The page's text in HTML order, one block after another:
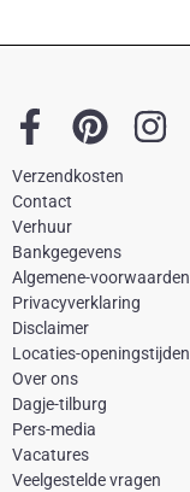
F
a
c
e
b
o
o
k
-
f
P
i
e
r
e
t
I
a
r
Verzendkosten
Contact
Verhuur
Bankgegevens
Algemene-voorwaarden
Privacyverklaring
Disclaimer
Locaties-openingstijden
Over ons
Dagje-tilburg
Pers-media
Vacatures
Veelgestelde vragen